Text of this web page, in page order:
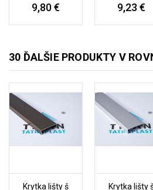
9,80 € 9,23 €
30 ĎALŠIE PRODUKTY V
Krytka lišty š
Krytka lišty